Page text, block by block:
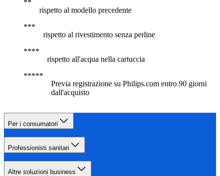
rispetto al modello precedente
rispetto al rivestimento senza perline
rispetto all'acqua nella cartuccia
Previa registrazione su Philips.com entro 90 giorni
dall'acquisto
Per i consumatori
Professionisti sanitari
Altre soluzioni business